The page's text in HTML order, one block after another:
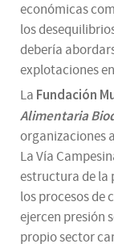
económicas
los
debería
explotaciones
La Fundación
Alimentaria
organizaciones
La Vía
estructura de la
los procesos de
ejercen presión
propio sector